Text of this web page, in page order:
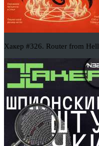
Хакер #326. Router from Hell